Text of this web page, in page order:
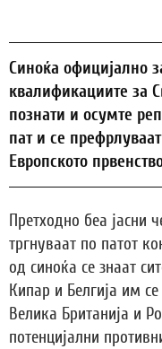
Синоќа официјално
квалификациите за
познати и осумте
пат и се
Европското
Претходно беа јасни
тргнуваат по патот
од синоќа се знаат
Кипар и Белгија им
Велика Британија и
потенцијални